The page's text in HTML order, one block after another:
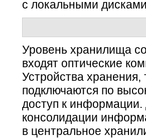
с локальными
Уровень хранилища
входят оптические
Устройства
подключаются по
доступ к
консолидации
в центральное